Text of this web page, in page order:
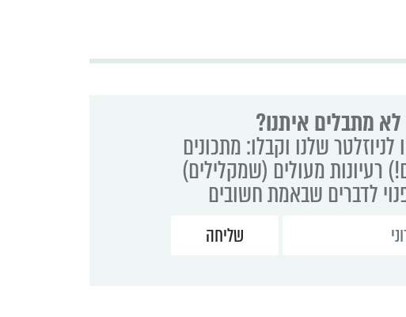
לא מתבלים איתנו?
שלנו וקבלו: מתכונים
רעיונות מעולים (שמקלילים)
לדברים שבאמת חשובים